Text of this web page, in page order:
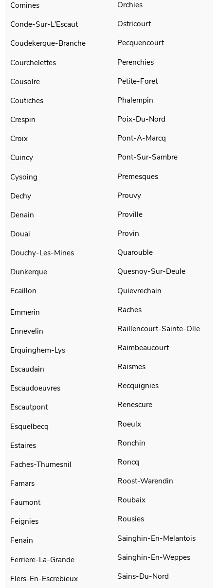
Comines
Conde-Sur-L'Escaut
Coudekerque-Branche
Courchelettes
Cousolre
Coutiches
Crespin
Croix
Cuincy
Cysoing
Dechy
Denain
Douai
Douchy-Les-Mines
Dunkerque
Ecaillon
Emmerin
Ennevelin
Erquinghem-Lys
Escaudain
Escaudoeuvres
Escautpont
Esquelbecq
Estaires
Faches-Thumesnil
Famars
Faumont
Feignies
Fenain
Ferriere-La-Grande
Flers-En-Escrebieux
Orchies
Ostricourt
Pecquencourt
Perenchies
Petite-Foret
Phalempin
Poix-Du-Nord
Pont-A-Marcq
Pont-Sur-Sambre
Premesques
Prouvy
Proville
Provin
Quarouble
Quesnoy-Sur-Deule
Quievrechain
Raches
Raillencourt-Sainte-Olle
Raimbeaucourt
Raismes
Recquignies
Renescure
Roeulx
Ronchin
Roncq
Roost-Warendin
Roubaix
Rousies
Sainghin-En-Melantois
Sainghin-En-Weppes
Sains-Du-Nord